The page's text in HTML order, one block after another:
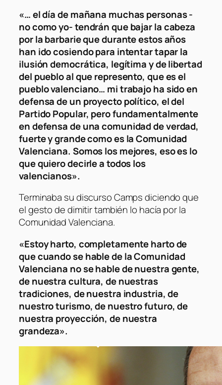
«… el día de mañana muchas personas -
no como yo- tendrán que bajar la cabeza
por la barbarie que durante estos años
han ido cosiendo para intentar tapar la
ilusión democrática, legítima y de libertad
del pueblo al que represento, que es el
pueblo valenciano… mi trabajo ha sido en
defensa de un proyecto político, el del
Partido Popular, pero fundamentalmente
en defensa de una comunidad de verdad,
fuerte y grande como es la Comunidad
Valenciana. Somos los mejores, eso es lo
que quiero decirle a todos los
valencianos».
Terminaba su discurso Camps diciendo que
el gesto de dimitir también lo hacía por la
Comunidad Valenciana.
«Estoy harto, completamente harto de
que cuando se hable de la Comunidad
Valenciana no se hable de nuestra gente,
de nuestra cultura, de nuestras
tradiciones, de nuestra industria, de
nuestro turismo, de nuestro futuro, de
nuestra proyección, de nuestra
grandeza».